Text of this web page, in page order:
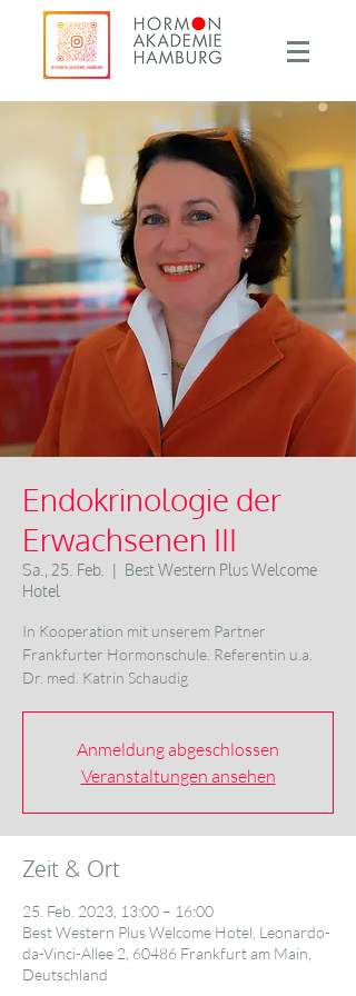
Endokrinologie der
Erwachsenen III
Sa., 25. Feb.
  |
Best Western Plus Welcome
Hotel
In Kooperation mit unserem Partner
Frankfurter Hormonschule. Referentin u.a.
Dr. med. Katrin Schaudig
Anmeldung abgeschlossen
Veranstaltungen ansehen
Zeit & Ort
25. Feb. 2023, 13:00 – 16:00
Best Western Plus Welcome Hotel, Leonardo-
da-Vinci-Allee 2, 60486 Frankfurt am Main,
Deutschland